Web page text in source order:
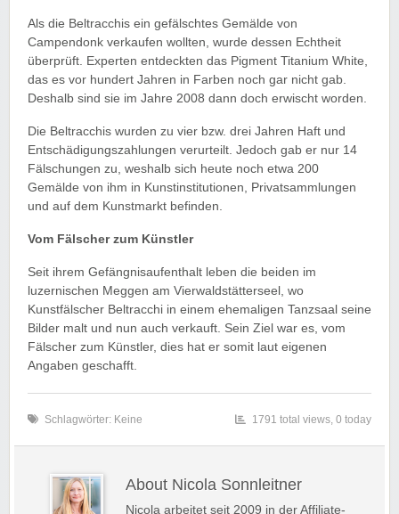
Als die Beltracchis ein gefälschtes Gemälde von
Campendonk verkaufen wollten, wurde dessen Echtheit
überprüft. Experten entdeckten das Pigment Titanium White,
das es vor hundert Jahren in Farben noch gar nicht gab.
Deshalb sind sie im Jahre 2008 dann doch erwischt worden.
Die Beltracchis wurden zu vier bzw. drei Jahren Haft und
Entschädigungszahlungen verurteilt. Jedoch gab er nur 14
Fälschungen zu, weshalb sich heute noch etwa 200
Gemälde von ihm in Kunstinstitutionen, Privatsammlungen
und auf dem Kunstmarkt befinden.
Vom Fälscher zum Künstler
Seit ihrem Gefängnisaufenthalt leben die beiden im
luzernischen Meggen am Vierwaldstätterseel, wo
Kunstfälscher Beltracchi in einem ehemaligen Tanzsaal seine
Bilder malt und nun auch verkauft. Sein Ziel war es, vom
Fälscher zum Künstler, dies hat er somit laut eigenen
Angaben geschafft.
Schlagwörter: Keine 1791 total views, 0 today
About Nicola Sonnleitner
Nicola arbeitet seit 2009 in der Affiliate-